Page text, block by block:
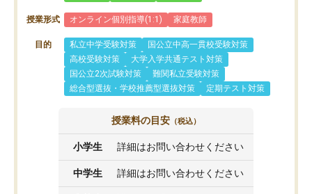
授業形式 オンライン個別指導(1:1) 家庭教師
目的 私立中学受験対策
国公立中高一貫校受験対策
高校受験対策
大学入学共通テスト対策
国公立2次試験対策
難関私立受験対策
総合型選抜・学校推薦型選抜対策
定期テスト対策
授業料の目安 （税込）
小学生 詳細はお問い合わせください
中学生 詳細はお問い合わせください